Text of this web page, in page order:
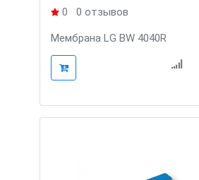
0 0 отзывов
Мембрана LG BW 4040R